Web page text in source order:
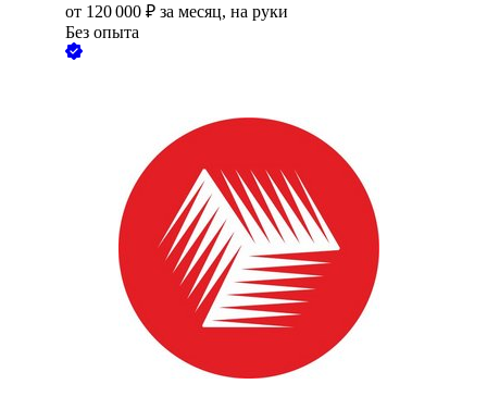
от 120 000 ₽ за месяц, на руки
Без опыта